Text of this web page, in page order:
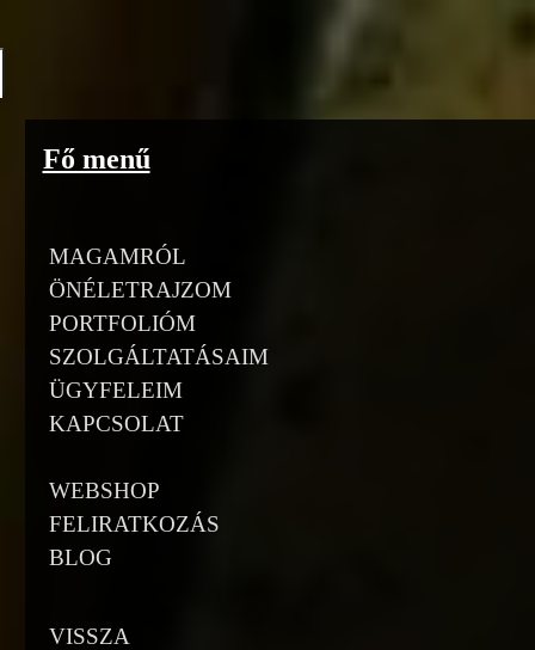
Fő menű
MAGAMRÓL
ÖNÉLETRAJZOM
PORTFOLIÓM
SZOLGÁLTATÁSAIM
ÜGYFELEIM
KAPCSOLAT
WEBSHOP
FELIRATKOZÁS
BLOG
VISSZA